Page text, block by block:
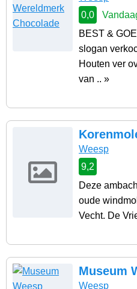
0,0
BEST &
slogan
Houten ver
van .. »
Weesp
9,2
Deze
oude
Vecht. De
Museum
Weesp